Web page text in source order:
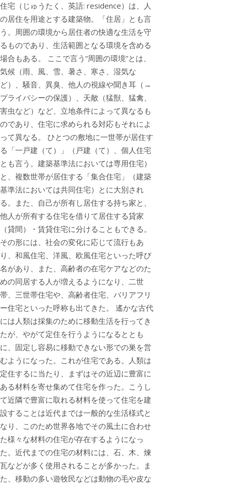
住宅（じゅうたく、英語: residence）は、人
の居住を用途とする建築物。「住居」とも言
う。周囲の環境から居住者の快適な生活を守
るものであり、生活範囲となる環境を含める
場合もある。 ここで言う“周囲の環境”とは、
気候（雨、風、雪、暑さ、寒さ、湿気な
ど）、騒音、異臭、他人の視線や聞き耳（→
プライバシーの保護）、天敵（猛獣、猛禽、
害虫など）など、立地条件によって異なるも
のであり、住宅に求められる対応もそれによ
って異なる。 ひとつの敷地に一世帯が居住す
る「一戸建（て）」（戸建（て）、個人住宅
とも言う。建築基準法においては専用住宅）
と、複数世帯が居住する「集合住宅」（建築
基準法においては共同住宅）とに大別され
る。また、自己が所有し居住する持ち家と、
他人が所有する住宅を借りて居住する貸家
（貸間）・賃貸住宅に分けることもできる。
その形には、社会の変化に応じて流行もあ
り、和風住宅、洋風、欧風住宅といった呼び
名があり、また、高齢者の在宅ケアなどのた
めの同居する人が増えるようになり、二世
帯、三世帯住宅や、高齢者住宅、バリアフリ
ー住宅といった呼称も出てきた。 遙かな古代
には人類は採集のために移動生活を行ってき
たが、やがて定住を行うようになるととも
に、固定し容易に移動できない形での巣を営
むようになった。これが住宅である。人類は
定住するに当たり、まずはその近辺に豊富に
ある材料を寄せ集めて住宅を作った。こうし
て近隣で豊富に取れる材料を使って住宅を建
設することは近代までは一般的な生活様式と
なり、このため世界各地でその風土に合わせ
た様々な材料の住宅が存在するようになっ
た。近代までの住宅の材料には、石、木、煉
瓦などが多く使用されることが多かった。ま
た、移動の多い遊牧民などは動物の毛や皮な